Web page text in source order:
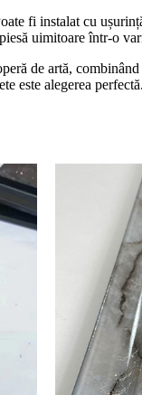
fi instalat cu
uimitoare într-o
de artă,
este alegerea